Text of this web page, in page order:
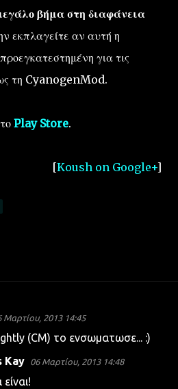
βήμα στη διαφάνεια
εκπλαγείτε αν αυτή η
για τις
τη CyanogenMod.
Play Store.
[Koush on Google+]
Μαρτίου, 2013 14:45
(CM) το ενσωματωσε... :)
Kay 06 Μαρτίου, 2013 14:48